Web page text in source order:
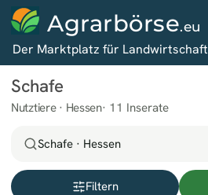
Agrarbörse.eu
Der Marktplatz für Landwirtschaft
Schafe
Nutztiere · Hessen 11 Inserate
Schafe · Hessen
Filtern